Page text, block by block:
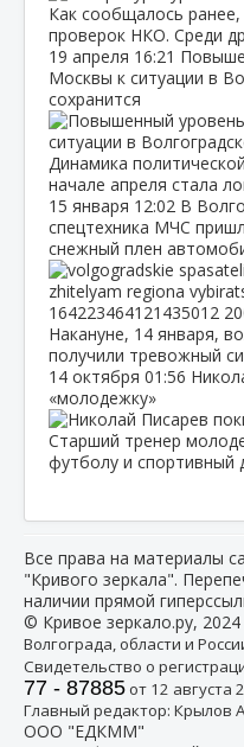
Как сообщалось
проверок НКО. Среди
19 апреля 16:21
Москвы к ситуации в
сохранится
Динамика
начале апреля стала
15 января 12:02 В
спецтехника МЧС
снежный плен
Накануне, 14 января,
получили тревожный
14 октября 01:56
«молодежку»
Старший тренер
футболу и спортивный
Все права на материалы
"Кривого зеркала".
наличии прямой
© Кривое зеркало.ру,
Волгограда, области и
Свидетельство о
77 - 87885от 12 августа
Главный редактор: Крылов
ООО "ЕДКММ"